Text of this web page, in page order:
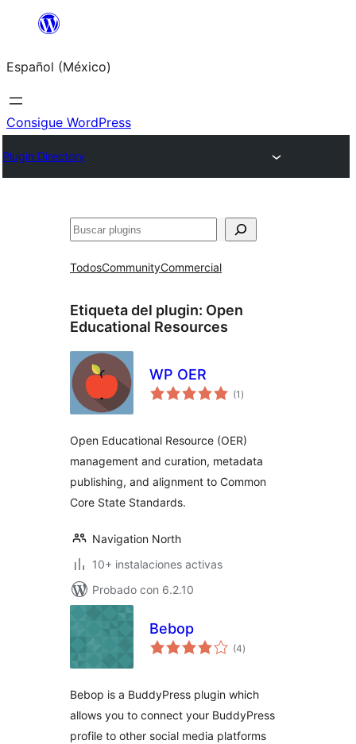
Saltar
contenido
Español (México)
Consigue WordPress
Plugin Directory
Buscar
TodosCommunityCommercial
Etiqueta del plugin: Open
Educational Resources
WP OER
(1 total
de
)
Open Educational Resource (OER)
management and curation, metadata
publishing, and alignment to Common
Core State Standards.
Navigation North
10+ instalaciones activas
Probado con 6.2.10
Bebop
(4total
de
)
Bebop is a BuddyPress plugin which
allows you to connect your BuddyPress
profile to other social media platforms